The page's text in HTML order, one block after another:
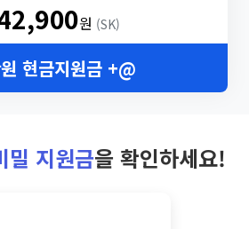
원 (SK)
현금지원금 +@
밀 지원금을 확인하세요!